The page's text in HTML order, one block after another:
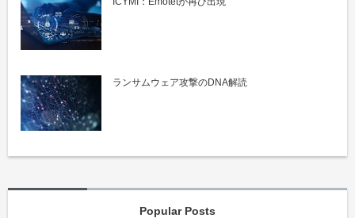
ランサムウェア攻撃のDNA解読
Popular Posts